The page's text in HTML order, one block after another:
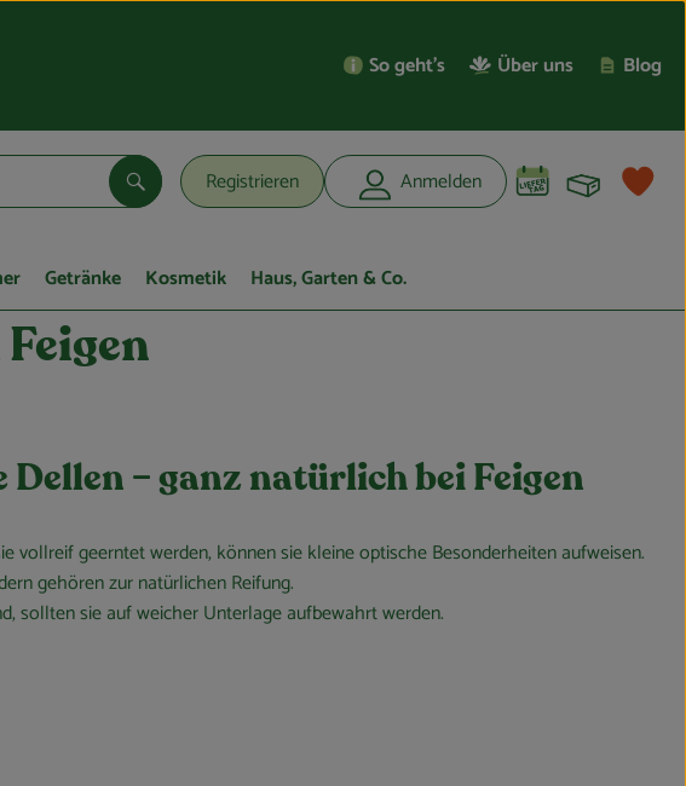
So geht’s Über uns Blog
Registrieren Anmelden
Suchen
Getränke Kosmetik Haus, Garten & Co.
– ganz natürlich bei Feigen
vollreif geerntet werden, können sie kleine optische Besonderheiten aufweisen.
gehören zur natürlichen Reifung.
sollten sie auf weicher Unterlage aufbewahrt werden.